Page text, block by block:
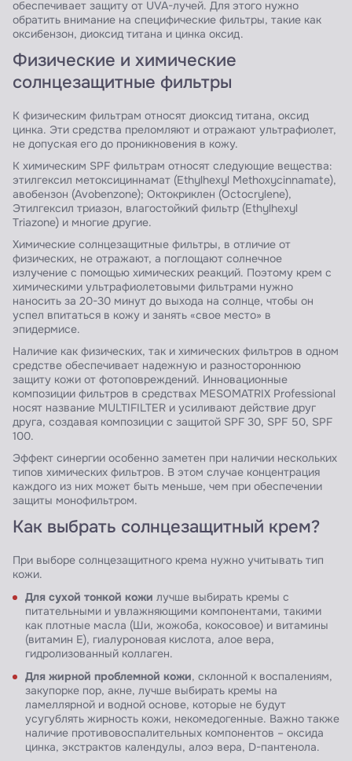
обеспечивает защиту от UVA-лучей. Для этого нужно
обратить внимание на специфические фильтры, такие как
оксибензон, диоксид титана и цинка оксид.
Физические и химические
солнцезащитные фильтры
К физическим фильтрам относят диоксид титана, оксид
цинка. Эти средства преломляют и отражают ультрафиолет,
не допуская его до проникновения в кожу.
К химическим SPF фильтрам относят следующие вещества:
этилгексил метоксициннамат (Ethylhexyl Methoxycinnamate),
авобензон (Avobenzone); Октокриклен (Octocrylene),
Этилгексил триазон, влагостойкий фильтр (Ethylhexyl
Triazone) и многие другие.
Химические солнцезащитные фильтры, в отличие от
физических, не отражают, а поглощают солнечное
излучение с помощью химических реакций. Поэтому крем с
химическими ультрафиолетовыми фильтрами нужно
наносить за 20-30 минут до выхода на солнце, чтобы он
успел впитаться в кожу и занять «свое место» в
эпидермисе.
Наличие как физических, так и химических фильтров в одном
средстве обеспечивает надежную и разностороннюю
защиту кожи от фотоповреждений. Инновационные
композиции фильтров в средствах MESOMATRIX Professional
носят название MULTIFILTER и усиливают действие друг
друга, создавая композиции с защитой SPF 30, SPF 50, SPF
100.
Эффект синергии особенно заметен при наличии нескольких
типов химических фильтров. В этом случае концентрация
каждого из них может быть меньше, чем при обеспечении
защиты монофильтром.
Как выбрать солнцезащитный крем?
При выборе солнцезащитного крема нужно учитывать тип
кожи.
Для сухой тонкой кожи лучше выбирать кремы с
питательными и увлажняющими компонентами, такими
как плотные масла (Ши, жожоба, кокосовое) и витамины
(витамин E), гиалуроновая кислота, алое вера,
гидролизованный коллаген.
Для жирной проблемной кожи, склонной к воспалениям,
закупорке пор, акне, лучше выбирать кремы на
ламеллярной и водной основе, которые не будут
усугублять жирность кожи, некомедогенные. Важно также
наличие противовоспалительных компонентов – оксида
цинка, экстрактов календулы, алоэ вера, D-пантенола.